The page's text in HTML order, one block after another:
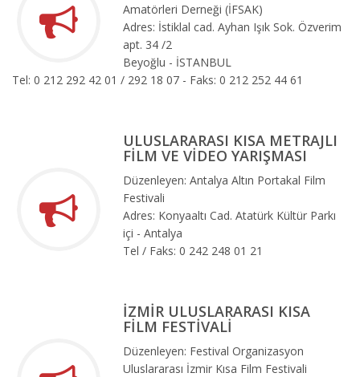
Amatörleri Derneği (İFSAK)
Adres: İstiklal cad. Ayhan Işık Sok. Özverim
apt. 34 /2
Beyoğlu - İSTANBUL
Tel: 0 212 292 42 01 / 292 18 07 - Faks: 0 212 252 44 61
ULUSLARARASI KISA METRAJLI
FİLM VE VİDEO YARIŞMASI
Düzenleyen: Antalya Altın Portakal Film
Festivali
Adres: Konyaaltı Cad. Atatürk Kültür Parkı
içi - Antalya
Tel / Faks: 0 242 248 01 21
İZMİR ULUSLARARASI KISA
FİLM FESTİVALİ
Düzenleyen: Festival Organizasyon
Uluslararası İzmir Kısa Film Festivali